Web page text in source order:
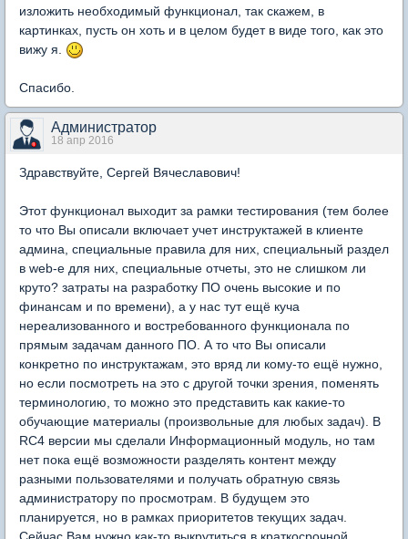
изложить необходимый функционал, так скажем, в
картинках, пусть он хоть и в целом будет в виде того, как это
вижу я.
Спасибо.
Администратор
18 апр 2016
Здравствуйте, Сергей Вячеславович!
Этот функционал выходит за рамки тестирования (тем более
то что Вы описали включает учет инструктажей в клиенте
админа, специальные правила для них, специальный раздел
в web-е для них, специальные отчеты, это не слишком ли
круто? затраты на разработку ПО очень высокие и по
финансам и по времени), а у нас тут ещё куча
нереализованного и востребованного функционала по
прямым задачам данного ПО. А то что Вы описали
конкретно по инструктажам, это вряд ли кому-то ещё нужно,
но если посмотреть на это с другой точки зрения, поменять
терминологию, то можно это представить как какие-то
обучающие материалы (произвольные для любых задач). В
RC4 версии мы сделали Информационный модуль, но там
нет пока ещё возможности разделять контент между
разными пользователями и получать обратную связь
администратору по просмотрам. В будущем это
планируется, но в рамках приоритетов текущих задач.